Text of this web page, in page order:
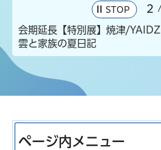
STOP 2
会期延長【特別展】焼津/
雲と家族の夏日記
ページ内メニュー